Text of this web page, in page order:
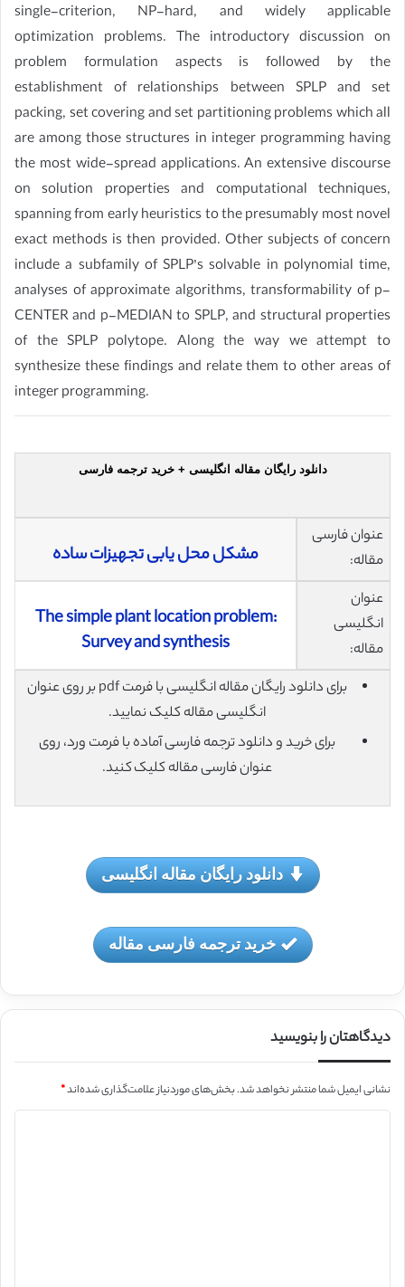
single-criterion, NP-hard, and widely applicable
optimization problems. The introductory discussion on
problem formulation aspects is followed by the
establishment of relationships between SPLP and set
packing, set covering and set partitioning problems which all
are among those structures in integer programming having
the most wide-spread applications. An extensive discourse
on solution properties and computational techniques,
spanning from early heuristics to the presumably most novel
exact methods is then provided. Other subjects of concern
include a subfamily of SPLP’s solvable in polynomial time,
analyses of approximate algorithms, transformability of p-
CENTER and p-MEDIAN to SPLP, and structural properties
of the SPLP polytope. Along the way we attempt to
synthesize these findings and relate them to other areas of
integer programming.
دانلود رایگان مقاله انگلیسی + خرید ترجمه فارسی
عنوان فارسی
مقاله:
مشکل محل یابی تجهیزات ساده
عنوان
انگلیسی
مقاله:
The simple plant location problem:
Survey and synthesis
برای دانلود رایگان مقاله انگلیسی با فرمت pdf بر روی عنوان
انگلیسی مقاله کلیک نمایید.
برای خرید و دانلود ترجمه فارسی آماده با فرمت ورد، روی
عنوان فارسی مقاله کلیک کنید.
دانلود رایگان مقاله انگلیسی
خرید ترجمه فارسی مقاله
دیدگاهتان را بنویسید
نشانی ایمیل شما منتشر نخواهد شد.بخش‌های موردنیاز علامت‌گذاری شده‌اند*